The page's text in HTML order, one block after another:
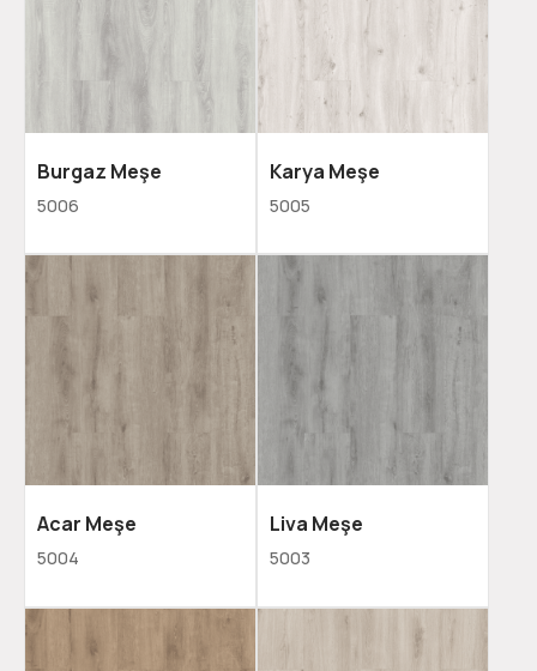
Burgaz Meşe
5006
Karya Meşe
5005
Acar Meşe
5004
Liva Meşe
5003